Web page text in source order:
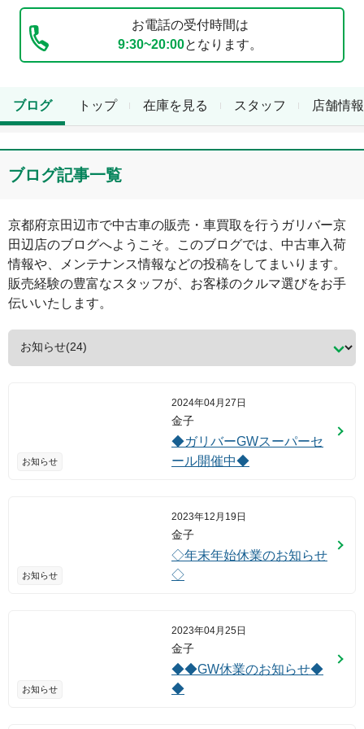
お電話の受付時間は
9:30~20:00となります。
トップ 在庫を見る スタッフ 店舗情報
ブログ
ブログ記事一覧
京都府京田辺市で中古車の販売・車買取を行う ガリバー京
田辺店のブログへようこそ。このブログでは、中古車入荷
情報や、メンテナンス情報などの投稿をしてまいります。
販売経験の豊富なスタッフが、お客様のクルマ選びをお手
伝いいたします。
お知らせ
2024年04月27日
金子
◆ガリバーGWスーパーセ
ール開催中◆
お知らせ
2023年12月19日
金子
◇年末年始休業のお知らせ
◇
お知らせ
2023年04月25日
金子
◆◆GW休業のお知らせ◆
◆